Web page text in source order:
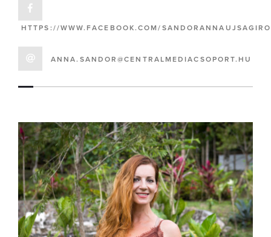
HTTPS://WWW.FACEBOOK.COM/
ANNA.SANDOR@CENTRALMEDIACSOPORT.HU